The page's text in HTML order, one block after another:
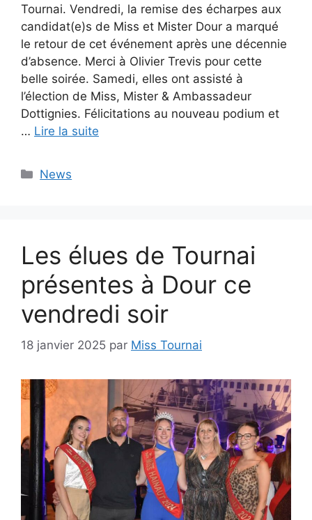
Tournai. Vendredi, la remise des écharpes aux
candidat(e)s de Miss et Mister Dour a marqué
le retour de cet événement après une décennie
d’absence. Merci à Olivier Trevis pour cette
belle soirée. Samedi, elles ont assisté à
l’élection de Miss, Mister & Ambassadeur
Dottignies. Félicitations au nouveau podium et
… Lire la suite
Catégories
News
Les élues de Tournai
présentes à Dour ce
vendredi soir
18 janvier 2025 par Miss Tournai